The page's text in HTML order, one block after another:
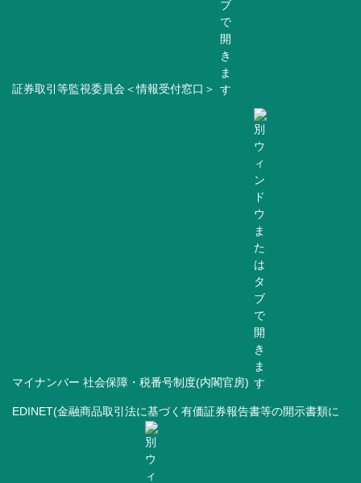
証券取引等監視委員会＜情報受付窓口＞
マイナンバー 社会保障・税番号制度(内閣官房)
EDINET(金融商品取引法に基づく有価証券報告書等の開示書類に